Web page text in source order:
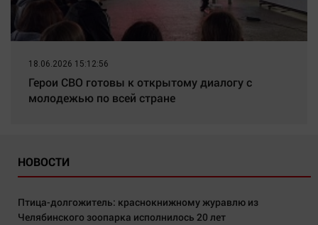
18.06.2026 15:12:56
Герои СВО готовы к открытому диалогу с
молодежью по всей стране
НОВОСТИ
Птица-долгожитель: краснокнижному журавлю из
Челябинского зоопарка исполнилось 20 лет